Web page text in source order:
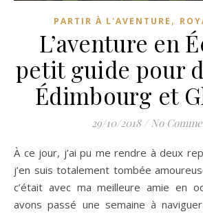
PARTIR À L'AVENTURE ,
L’aventure en
petit guide pour
Édimbourg et
29/10/2018 / No
À ce jour, j’ai pu me rendre à deux reprises en Écosse et
j’en suis totalement tombée
c’était avec ma meilleure amie en
avons passé une semaine à